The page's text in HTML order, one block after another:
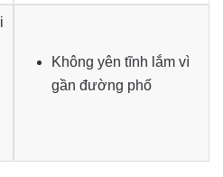
Không yên tĩnh lắm vì
gần đường phố